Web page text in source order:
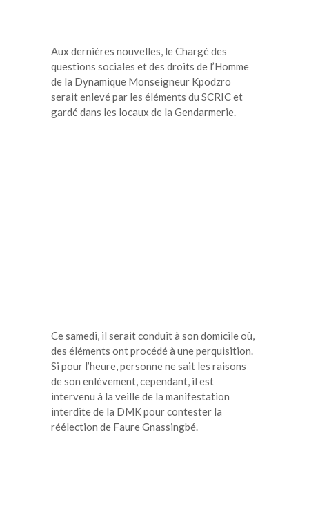
Aux dernières nouvelles, le Chargé des
questions sociales et des droits de l’Homme
de la Dynamique Monseigneur Kpodzro
serait enlevé par les éléments du SCRIC et
gardé dans les locaux de la Gendarmerie.
Ce samedi, il serait conduit à son domicile où,
des éléments ont procédé à une perquisition.
Si pour l’heure, personne ne sait les raisons
de son enlèvement, cependant, il est
intervenu à la veille de la manifestation
interdite de la DMK pour contester la
réélection de Faure Gnassingbé.